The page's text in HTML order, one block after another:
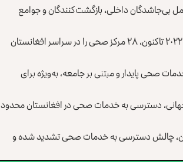
از ۲۴۰ هزار فرد آسیب‌پذیر، شامل بی‌جاشدگان داخلی، بازگشت‌کنندگان و جوامع
کمیساریای عالی سازمان ملل متحد در امور پناهندگان گفته است که از سال ۲۰۲۲ تاکنون، ۲۸ مرکز صحی را در سراسر افغانستان
صحی پایدار و مبتنی بر جامعه، به‌ویژه برای
دسترسی به خدمات صحی در افغانستان محدود
چالش‌ دسترسی به خدمات صحی تشدید شده و